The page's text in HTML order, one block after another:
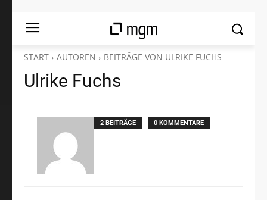
START AUTOREN BEITRÄGE VON ULRIKE FUCHS
Ulrike Fuchs
2 BEITRÄGE 0 KOMMENTARE